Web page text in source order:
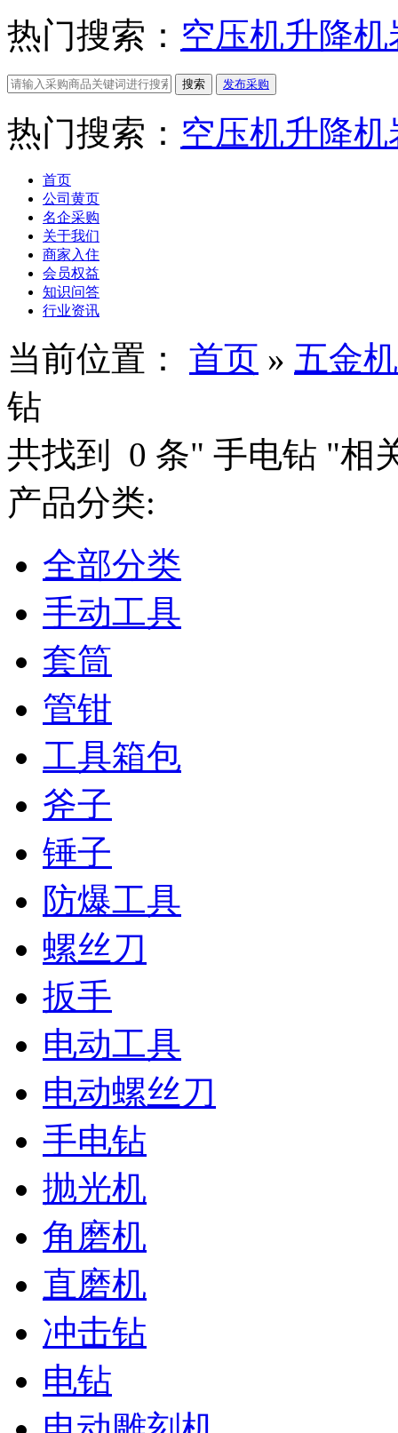
热门搜索： 空压机升降机
搜索 发布采购
热门搜索： 空压机升降机
首页
公司黄页
名企采购
关于我们
商家入住
会员权益
知识问答
行业资讯
当前位置： 首页 » 五金
钻
共找到
0 条" 手电钻 "相
产品分类:
全部分类
手动工具
套筒
管钳
工具箱包
斧子
锤子
防爆工具
螺丝刀
扳手
电动工具
电动螺丝刀
手电钻
抛光机
角磨机
直磨机
冲击钻
电钻